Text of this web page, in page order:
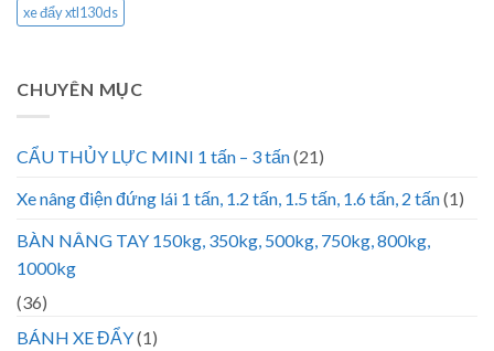
xe đẩy xtl130ds
CHUYÊN MỤC
CẨU THỦY LỰC MINI 1 tấn – 3 tấn(21)
Xe nâng điện đứng lái 1 tấn, 1.2 tấn, 1.5 tấn, 1.6 tấn, 2 tấn(1)
BÀN NÂNG TAY 150kg, 350kg, 500kg, 750kg, 800kg,
1000kg
(36)
BÁNH XE ĐẨY(1)